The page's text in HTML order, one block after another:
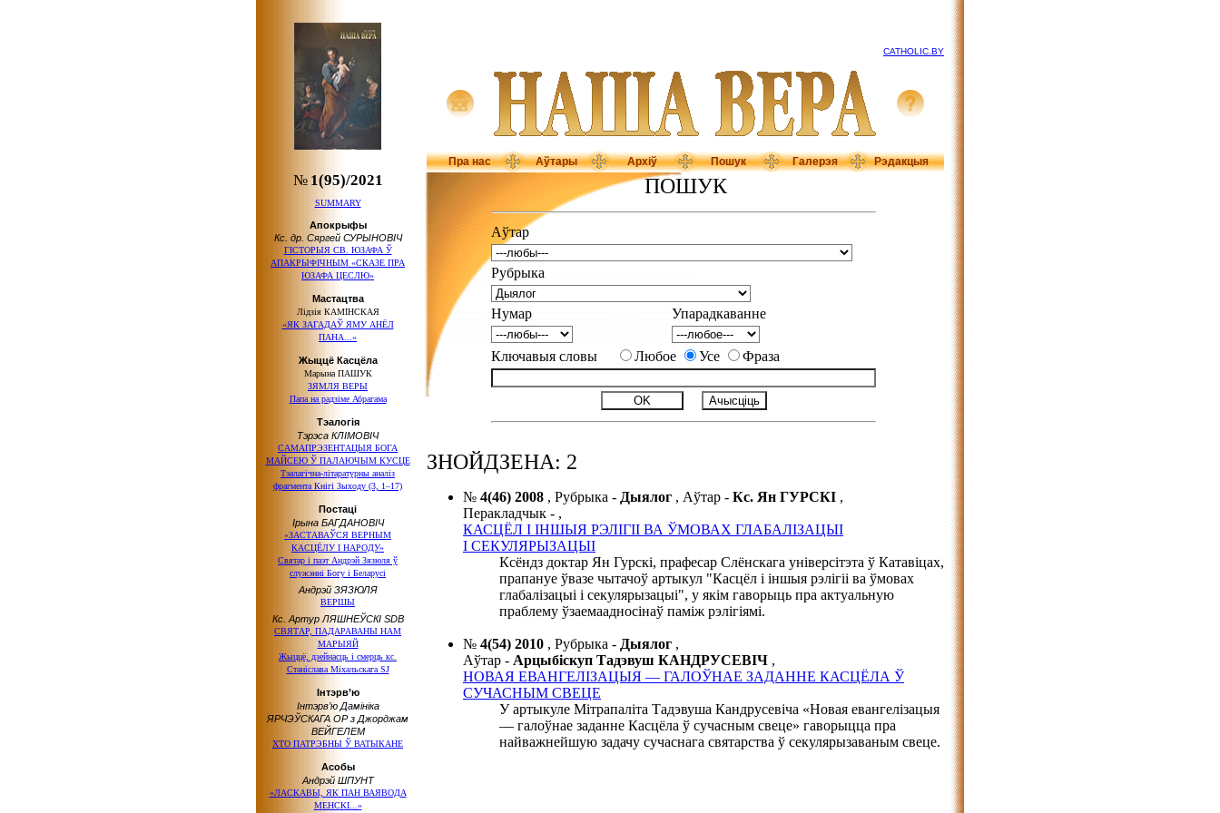
CATHOLIC.BY
Пра нас Аўтары Архіў Пошук Галерэя Рэдакцыя
№ 1(95)/2021
SUMMARY
Апокрыфы
Кс. др. Сяргей СУРЫНОВІЧ
ГІСТОРЫЯ СВ. ЮЗАФА Ў
АПАКРЫФІЧНЫМ «СКАЗЕ ПРА
ЮЗАФА ЦЕСЛЮ»
Мастацтва
Лідзія КАМІНСКАЯ
«ЯК ЗАГАДАЎ ЯМУ АНЁЛ
ПАНА...»
Жыццё Касцёла
Марына ПАШУК
ЗЯМЛЯ ВЕРЫ
Папа на радзіме Абрагама
Тэалогія
Тэрэса КЛІМОВІЧ
САМАПРЭЗЕНТАЦЫЯ БОГА
МАЙСЕЮ Ў ПАЛАЮЧЫМ КУСЦЕ
Тэалагічна-літаратурны аналіз
фрагмента Кнігі Зыходу (3, 1–17)
Постаці
Ірына БАГДАНОВІЧ
«ЗАСТАВАЎСЯ ВЕРНЫМ
КАСЦЁЛУ І НАРОДУ»
Святар і паэт Андрэй Зязюля ў
служэнні Богу і Беларусі
Андрэй ЗЯЗЮЛЯ
ВЕРШЫ
Кс. Артур ЛЯШНЕЎСКІ SDB
СВЯТАР, ПАДАРАВАНЫ НАМ
МАРЫЯЙ
Жыццё, дзейнасць і смерць кс.
Станіслава Міхальскага SJ
Інтэрв’ю
Інтэрв’ю Дамініка
ЯРЧЭЎСКАГА ОР з Джорджам
ВЕЙГЕЛЕМ
ХТО ПАТРЭБНЫ Ў ВАТЫКАНЕ
Асобы
Андрэй ШПУНТ
«ЛАСКАВЫ, ЯК ПАН ВАЯВОДА
МЕНСКІ...»
ПОШУК
Аўтар
Рубрыка
Нумар Упарадкаванне
Ключавыя словы Любое Усе Фраза
ЗНОЙДЗЕНА: 2
№ 4(46) 2008 , Рубрыка - Дыялог , Аўтар - Кс. Ян ГУРСКІ ,
Перакладчык - ,
КАСЦЁЛ І ІНШЫЯ РЭЛІГІІ ВА ЎМОВАХ ГЛАБАЛІЗАЦЫІ
І СЕКУЛЯРЫЗАЦЫІ
Ксёндз доктар Ян Гурскі, прафесар Слёнскага універсітэта ў Катавіцах,
прапануе ўвазе чытачоў артыкул "Касцёл і іншыя рэлігіі ва ўмовах
глабалізацыі і секулярызацыі", у якім гаворыць пра актуальную
праблему ўзаемаадносінаў паміж рэлігіямі.
№ 4(54) 2010 , Рубрыка - Дыялог ,
Аўтар - Арцыбіскуп Тадэвуш КАНДРУСЕВІЧ ,
НОВАЯ ЕВАНГЕЛІЗАЦЫЯ — ГАЛОЎНАЕ ЗАДАННЕ КАСЦЁЛА Ў
СУЧАСНЫМ СВЕЦЕ
У артыкуле Мітрапаліта Тадэвуша Кандрусевіча «Новая евангелізацыя
— галоўнае заданне Касцёла ў сучасным свеце» гаворыцца пра
найважнейшую задачу сучаснага святарства ў секулярызаваным свеце.